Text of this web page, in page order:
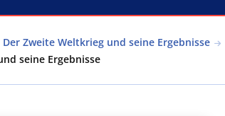
Der Zweite Weltkrieg und seine Ergebnisse
seine Ergebnisse